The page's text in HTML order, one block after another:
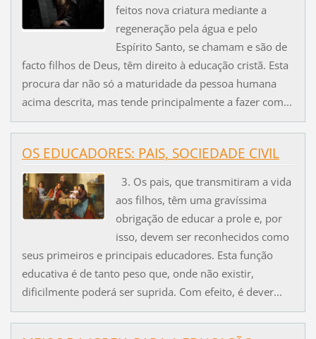
feitos nova criatura mediante a
regeneração pela água e pelo
Espírito Santo, se chamam e são de
facto filhos de Deus, têm direito à educação cristã. Esta
procura dar não só a maturidade da pessoa humana
acima descrita, mas tende principalmente a fazer com...
OS EDUCADORES: PAIS, SOCIEDADE CIVIL
3. Os pais, que transmitiram a vida
aos filhos, têm uma gravíssima
obrigação de educar a prole e, por
isso, devem ser reconhecidos como
seus primeiros e principais educadores. Esta função
educativa é de tanto peso que, onde não existir,
dificilmente poderá ser suprida. Com efeito, é dever...